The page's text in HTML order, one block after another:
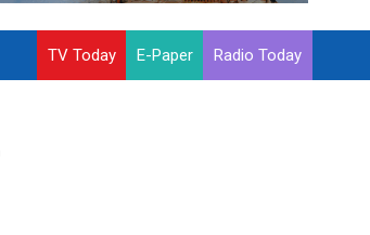
TV Today E-Paper Radio Today